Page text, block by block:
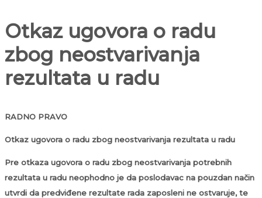
Otkaz ugovora o radu
zbog neostvarivanja
rezultata u radu
RADNO PRAVO
Otkaz ugovora o radu zbog neostvarivanja rezultata u radu
Pre otkaza ugovora o radu zbog neostvarivanja potrebnih
rezultata u radu neophodno je da poslodavac na pouzdan način
utvrdi da predviđene rezultate rada zaposleni ne ostvaruje, te